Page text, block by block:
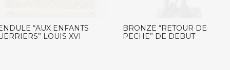
“AUX ENFANTS
LOUIS XVI
BRONZE “RETOUR DE
PECHE” DE DEBUT